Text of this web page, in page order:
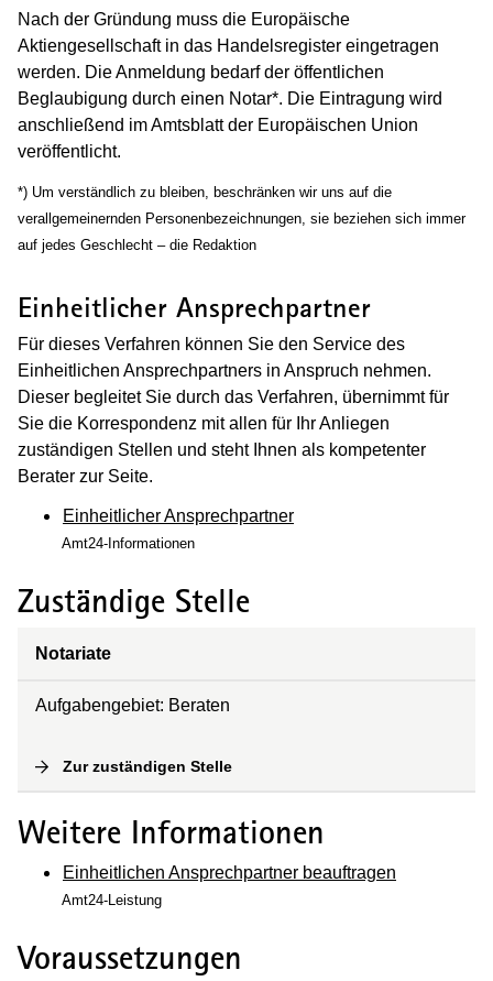
Nach der Gründung muss die Europäische
Aktiengesellschaft in das Handelsregister eingetragen
werden. Die Anmeldung bedarf der öffentlichen
Beglaubigung durch einen Notar*. Die Eintragung wird
anschließend im Amtsblatt der Europäischen Union
veröffentlicht.
*) Um verständlich zu bleiben, beschränken wir uns auf die
verallgemeinernden Personenbezeichnungen, sie beziehen sich immer
auf jedes Geschlecht – die Redaktion
Einheitlicher Ansprechpartner
Für dieses Verfahren können Sie den Service des
Einheitlichen Ansprechpartners in Anspruch nehmen.
Dieser begleitet Sie durch das Verfahren, übernimmt für
Sie die Korrespondenz mit allen für Ihr Anliegen
zuständigen Stellen und steht Ihnen als kompetenter
Berater zur Seite.
Einheitlicher Ansprechpartner
Amt24-Informationen
Zuständige Stelle
Notariate
Aufgabengebiet: Beraten
Zur zuständigen Stelle
Weitere Informationen
Einheitlichen Ansprechpartner beauftragen
Amt24-Leistung
Voraussetzungen